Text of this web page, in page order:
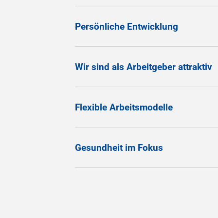
Persönliche Entwicklung
Wir sind als Arbeitgeber attraktiv
Flexible Arbeitsmodelle
Gesundheit im Fokus